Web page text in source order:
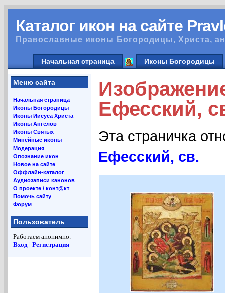
Каталог икон на сайте
Православные иконы Богородицы, Христа,
Начальная страница Иконы Богородицы
Меню сайта
Начальная страница
Иконы Богородицы
Иконы Иисуса Христа
Иконы Ангелов
Иконы Святых
Минейные иконы
Модерация
Опознание икон
Новое на сайте
Оффлайн-каталог
Аудиозаписи канонов
О проекте / конт@кт
Помочь сайту
Форум
Пользователь
Работаем анонимно.
Вход | Регистрация
Ефесский,
Эта страничка
Ефесский, св.